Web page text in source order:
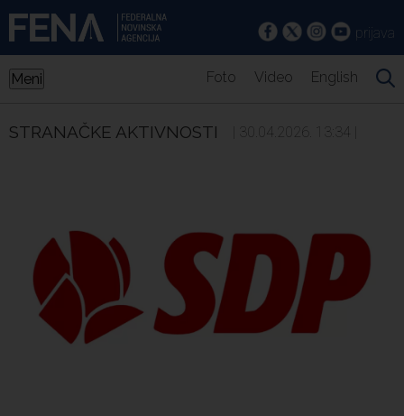
prijava
Meni Foto Video English
STRANAČKE AKTIVNOSTI | 30.04.2026. 13:34 |